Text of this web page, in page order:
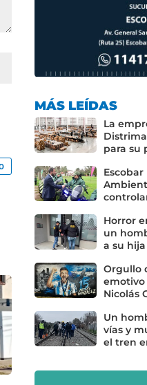
MÁS LEÍDAS
La
para su
Horror
un
a su hija
Orgullo
emotivo
Nicolás
Un
vías y
el tren